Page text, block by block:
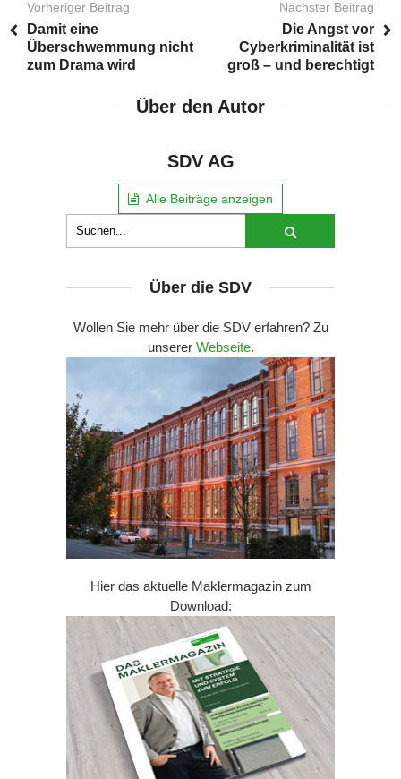
Vorheriger Beitrag
Damit eine
Überschwemmung nicht
zum Drama wird
Nächster Beitrag
Die Angst vor
Cyberkriminalität ist
groß – und berechtigt
Über den Autor
SDV AG
Alle Beiträge anzeigen
Über die SDV
Wollen Sie mehr über die SDV erfahren? Zu
unserer Webseite.
Hier das aktuelle Maklermagazin zum
Download: